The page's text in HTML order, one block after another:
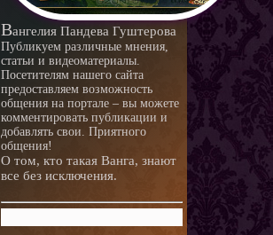
Вангелия Пандева Гуштерова
Публикуем различные мнения,
статьи и видеоматериалы.
Посетителям нашего сайта
предоставляем возможность
общения на портале – вы можете
комментировать публикации и
добавлять свои. Приятного
общения!
О том, кто такая Ванга, знают
все без исключения.